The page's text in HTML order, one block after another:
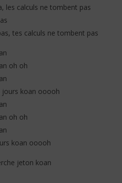
VIEWING
koan (Lyrics)
les calculs ne tombent pas
tes calculs ne tombent pas
oh oh
jours koan ooooh
oh oh
koan ooooh
jeton koan